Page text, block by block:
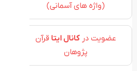
(واژه های آسمانی)
عضویت در کانال ایتا قرآن
پژوهان